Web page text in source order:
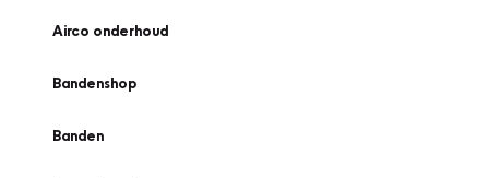
Airco onderhoud
Bandenshop
Banden